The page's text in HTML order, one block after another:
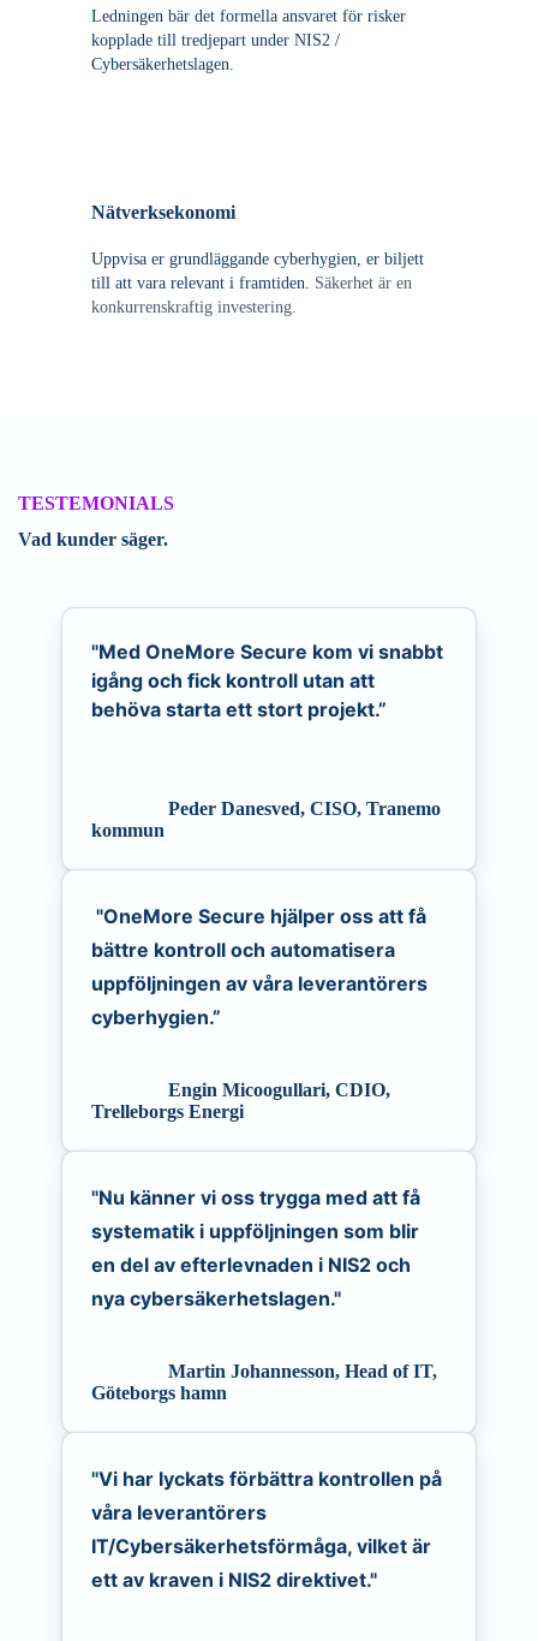
Ledningen bär det formella ansvaret för risker
kopplade till tredjepart under NIS2 /
Cybersäkerhetslagen.
Nätverksekonomi
Uppvisa er grundläggande cyberhygien, er biljett
till att vara relevant i framtiden. Säkerhet är en
konkurrenskraftig investering.
TESTEMONIALS
Vad kunder säger.
"Med OneMore Secure kom vi snabbt
igång och fick kontroll utan att
behöva starta ett stort projekt.”
Peder Danesved, CISO, Tranemo
kommun
"OneMore Secure hjälper oss att få
bättre kontroll och automatisera
uppföljningen av våra leverantörers
cyberhygien.”
Engin Micoogullari, CDIO,
Trelleborgs Energi
"Nu känner vi oss trygga med att få
systematik i uppföljningen som blir
en del av efterlevnaden i NIS2 och
nya cybersäkerhetslagen."
Martin Johannesson, Head of IT,
Göteborgs hamn
"Vi har lyckats förbättra kontrollen på
våra leverantörers
IT/Cybersäkerhetsförmåga, vilket är
ett av kraven i NIS2 direktivet."